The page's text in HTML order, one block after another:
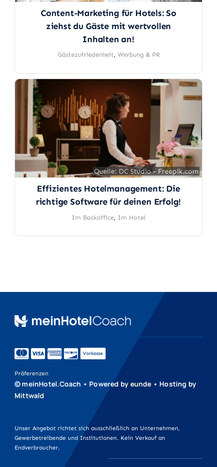
Content-Marketing für Hotels: So
ziehst du Gäste mit wertvollen
Inhalten an!
Gästezufriedenheit, Werbung & PR
Quelle: DC Studio - Freepik.com
Effizientes Hotelmanagement: Die
richtige Software für deinen Erfolg!
Im Backoffice, Im Hotel
Vorkasse
Präferenzen
© meinHotel.Coach • Powered by eunde • Hosting by
Mittwald
Unser Angebot richtet sich ausschließlich an Unternehmen,
Gewerbetreibende und Institutionen. Kein Verkauf an
Endverbraucher.
Werbetechnik